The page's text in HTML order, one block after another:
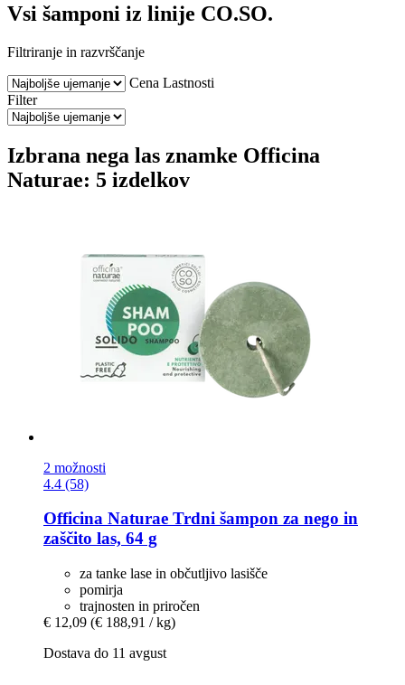
Vsi šamponi iz linije CO.SO.
Filtriranje in razvrščanje
Cena Lastnosti
Filter
Izbrana nega las znamke Officina
Naturae: 5 izdelkov
2 možnosti
4.4 (58)
Officina Naturae Trdni šampon za nego in
zaščito las, 64 g
za tanke lase in občutljivo lasišče
pomirja
trajnosten in priročen
€ 12,09 (€ 188,91 / kg)
Dostava do 11 avgust